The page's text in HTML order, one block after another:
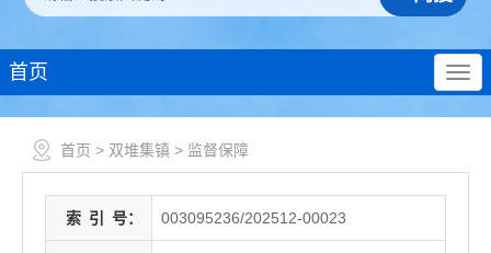
首页
首页 > 双堆集镇 > 监督保障
索 引 号： 003095236/202512-00023